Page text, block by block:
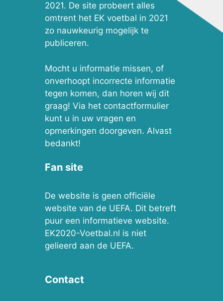
2021. De site probeert alles
omtrent het EK voetbal in 2021
zo nauwkeurig mogelijk te
publiceren.
Mocht u informatie missen, of
onverhoopt incorrecte informatie
tegen komen, dan horen wij dit
graag! Via het contactformulier
kunt u in uw vragen en
opmerkingen doorgeven. Alvast
bedankt!
Fan site
De website is geen officiële
website van de UEFA. Dit betreft
puur een informatieve website.
EK2020-Voetbal.nl is niet
gelieerd aan de UEFA.
Contact